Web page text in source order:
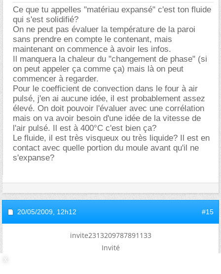
Ce que tu appelles "matériau expansé" c'est ton fluide
qui s'est solidifié?
On ne peut pas évaluer la température de la paroi
sans prendre en compte le contenant, mais
maintenant on commence à avoir les infos.
Il manquera la chaleur du "changement de phase" (si
on peut appeler ça comme ça) mais là on peut
commencer à regarder.
Pour le coefficient de convection dans le four à air
pulsé, j'en ai aucune idée, il est probablement assez
élevé. On doit pouvoir l'évaluer avec une corrélation
mais on va avoir besoin d'une idée de la vitesse de
l'air pulsé. Il est à 400°C c'est bien ça?
Le fluide, il est très visqueux ou très liquide? Il est en
contact avec quelle portion du moule avant qu'il ne
s'expanse?
20/05/2009, 12h12 #15
invite2313209787891133
Invité